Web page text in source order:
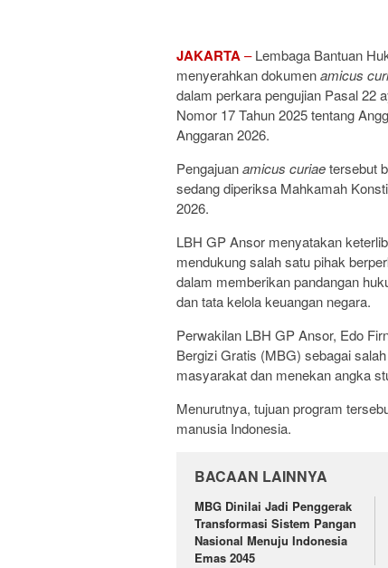
JAKARTA–Lembaga Bantuan
menyerahkan dokumenamicus
dalam perkara pengujian Pasal 22
Nomor 17 Tahun 2025 tentang
Anggaran 2026.
Pengajuanamicus curiaetersebut
sedang diperiksa Mahkamah
2026.
LBH GP Ansor menyatakan
mendukung salah satu pihak
dalam memberikan pandangan
dan tata kelola keuangan negara.
Perwakilan LBH GP Ansor, Edo
Bergizi Gratis (MBG) sebagai
masyarakat dan menekan angka
Menurutnya, tujuan program
manusia Indonesia.
BACAAN LAINNYA
MBG Dinilai Jadi Penggerak
Transformasi Sistem Pangan
Nasional Menuju Indonesia
Emas 2045